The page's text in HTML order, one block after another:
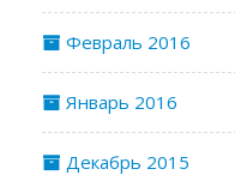
Февраль 2016
Январь 2016
Декабрь 2015